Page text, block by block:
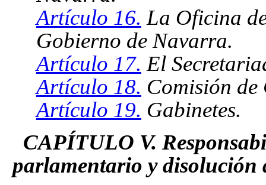
Artículo 16. La Oficina
Gobierno de Navarra.
Artículo 17. El
Artículo 18. Comisión
Artículo 19. Gabinetes.
CAPÍTULO V.
parlamentario y disolución